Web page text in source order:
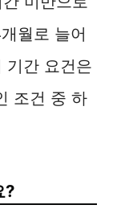
월로 늘어
기간 요건은
조건 중 하
?